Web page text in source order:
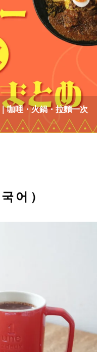
咖哩・火鍋・拉麵一次
어）